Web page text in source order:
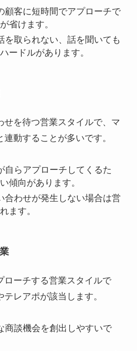
顧客に短時間でアプローチで
省けます。
を取られない、話を聞いても
ードルがあります。
せを待つ営業スタイルで、マ
動することが多いです。
自らアプローチしてくるた
傾向があります。
合わせが発生しない場合は営
ます。
ローチする営業スタイルで
レアポが該当します。
商談機会を創出しやすいで